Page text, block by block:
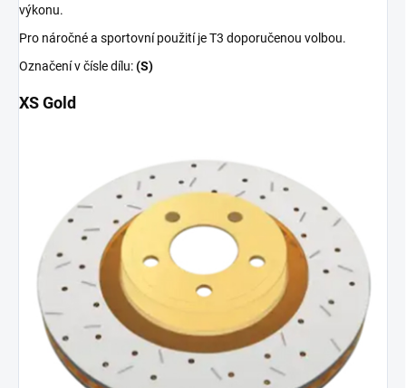
výkonu.
Pro náročné a sportovní použití je T3 doporučenou volbou.
Označení v čísle dílu:(S)
XS Gold